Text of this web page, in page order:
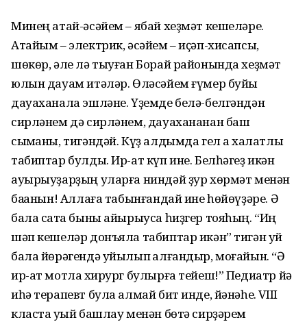
Минең атай-әсәйем – ябай хеҙмәт кешеләре.
Атайым – электрик, әсәйем – иҫәп-хисапсы,
шөкөр, әле лә тыуған Борай районында хеҙмәт
юлын дауам итәләр. Өләсәйем ғүмер буйы
дауаханала эшләне. Үҙемде белә-белгәндән
сирләнем дә сирләнем, дауахананан баш
сыҡманы, тигәндәй. Күҙ алдымда гел аҡ халатлы
табиптар булды. Ир-ат күп ине. Белһәгеҙ икән
ауырыуҙарҙың уларға ниндәй ҙур хөрмәт менән
баҡҡанын! Аллаға табынғандай ине һөйөүҙәре. Ә
бала саҡта быны айырыуса һиҙгер тояһың. “Иң
шәп кешеләр донъяла табиптар икән” тигән уй
бала йөрәгендә уйылып ҡалғандыр, моғайын. “Ә
ир-ат мотлаҡ хирург булырға тейеш!” Педиатр йә
иһә терапевт була алмай бит инде, йәнәһе. VIII
класта уҡый башлау менән бөтә сирҙәрем